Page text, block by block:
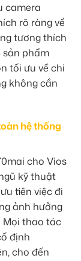
camera
rõ ràng về
tương thích
sản phẩm
tối ưu về chi
không cần
hệ thống
cho Vios
kỹ thuật
tiên việc đi
ảnh hưởng
Mọi thao tác
định
cho đến